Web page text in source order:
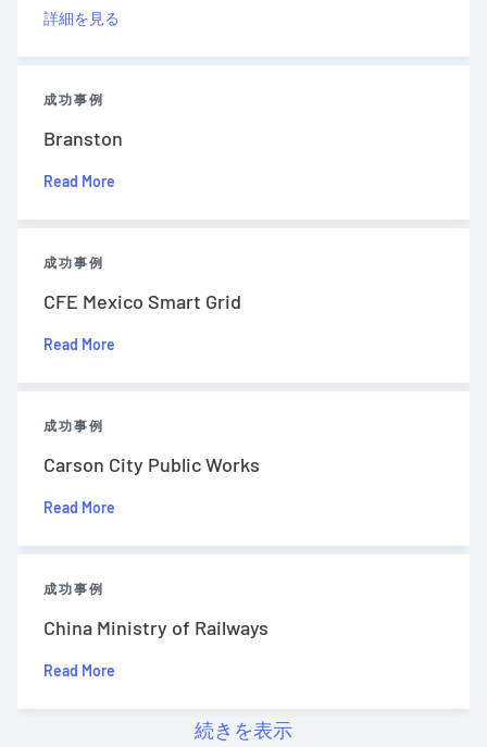
詳細を見る
成功事例
Branston
Read More
成功事例
CFE Mexico Smart Grid
Read More
成功事例
Carson City Public Works
Read More
成功事例
China Ministry of Railways
Read More
続きを表示